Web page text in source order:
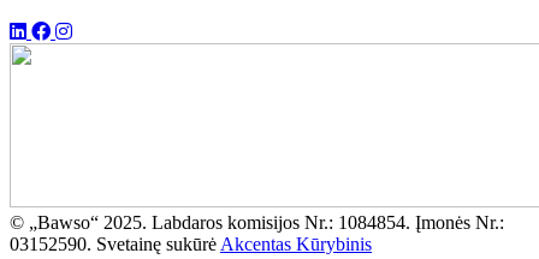
© „Bawso“ 2025. Labdaros komisijos Nr.: 1084854. Įmonės Nr.:
03152590. Svetainę sukūrė Akcentas Kūrybinis